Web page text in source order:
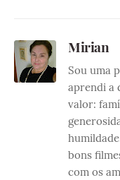
Mirian
Sou uma
aprendi a
valor:
bons
com os